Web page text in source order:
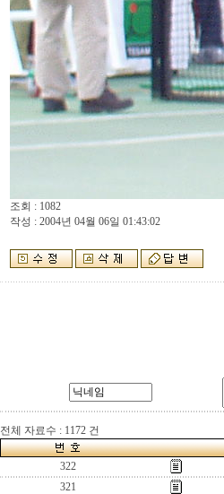
조회 : 1082
작성 : 2004년 04월 06일 01:43:02
전체 자료수 : 1172 건
322
321